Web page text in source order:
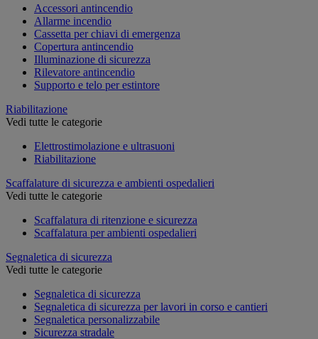
Accessori antincendio
Allarme incendio
Cassetta per chiavi di emergenza
Copertura antincendio
Illuminazione di sicurezza
Rilevatore antincendio
Supporto e telo per estintore
Riabilitazione
Vedi tutte le categorie
Elettrostimolazione e ultrasuoni
Riabilitazione
Scaffalature di sicurezza e ambienti ospedalieri
Vedi tutte le categorie
Scaffalatura di ritenzione e sicurezza
Scaffalatura per ambienti ospedalieri
Segnaletica di sicurezza
Vedi tutte le categorie
Segnaletica di sicurezza
Segnaletica di sicurezza per lavori in corso e cantieri
Segnaletica personalizzabile
Sicurezza stradale